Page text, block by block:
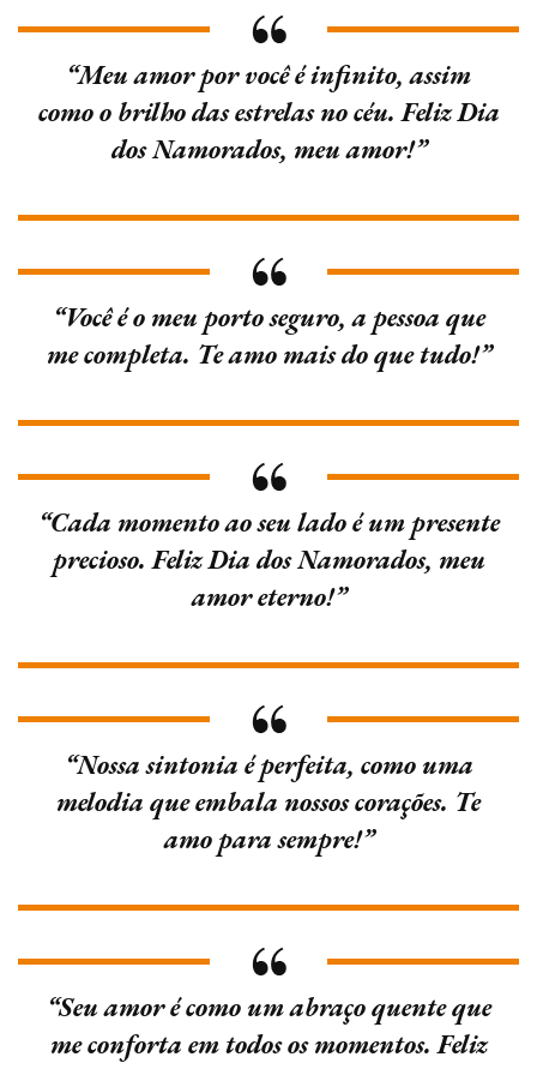
“Meu amor por você é infinito, assim
como o brilho das estrelas no céu. Feliz Dia
dos Namorados, meu amor!”
“Você é o meu porto seguro, a pessoa que
me completa. Te amo mais do que tudo!”
“Cada momento ao seu lado é um presente
precioso. Feliz Dia dos Namorados, meu
amor eterno!”
“Nossa sintonia é perfeita, como uma
melodia que embala nossos corações. Te
amo para sempre!”
“Seu amor é como um abraço quente que
me conforta em todos os momentos. Feliz